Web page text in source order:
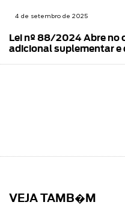
4 de setembro de 2025
Lei nº 88/2024 Abre no
adicional suplementar e
VEJA TAMB�M